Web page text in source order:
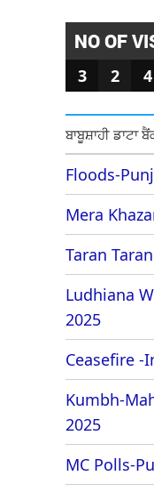
NO OF
3 2 4
ਬਾਬੂਸ਼ਾਹੀ ਡਾਟਾ
Floods-
Mera
Taran
Ludhiana
2025
Ceasefire -
Kumbh-
2025
MC Polls-